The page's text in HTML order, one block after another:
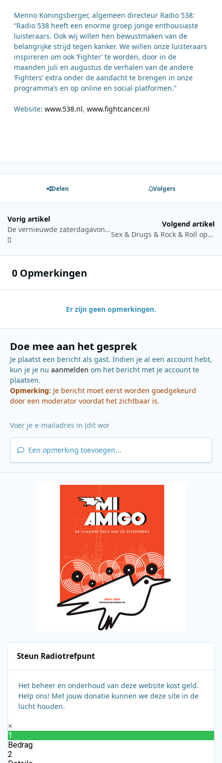
Menno Koningsberger, algemeen directeur Radio 538:
“Radio 538 heeft een enorme groep jonge enthousiaste
luisteraars. Ook wij willen hen bewustmaken van de
belangrijke strijd tegen kanker. We willen onze luisteraars
inspireren om ook ‘Fighter’ te worden, door in de
maanden juli en augustus de verhalen van de andere
‘Fighters’ extra onder de aandacht te brengen in onze
programma’s en op online en social platformen.”
Website: www.538.nl, www.fightcancer.nl
Delen Volgers
Vorig artikel
De vernieuwde zaterdagavond van Radio Veronica
Volgend artikel
Sex & Drugs & Rock & Roll op het Nostalgie Beach Festival
0 Opmerkingen
Er zijn geen opmerkingen.
Doe mee aan het gesprek
Je plaatst een bericht als gast. Indien je al een account hebt,
kun je je nu aanmelden om het bericht met je account te
plaatsen.
Opmerking: Je bericht moet eerst worden goedgekeurd
door een moderator voordat het zichtbaar is.
Een opmerking toevoegen...
Steun Radiotrefpunt
Het beheer en onderhoud van deze website kost geld.
Help ons! Met jouw donatie kunnen we deze site in de
lucht houden.